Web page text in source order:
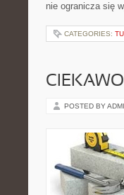
nie ogranicza się
CATEGORIES:
POSTED BY